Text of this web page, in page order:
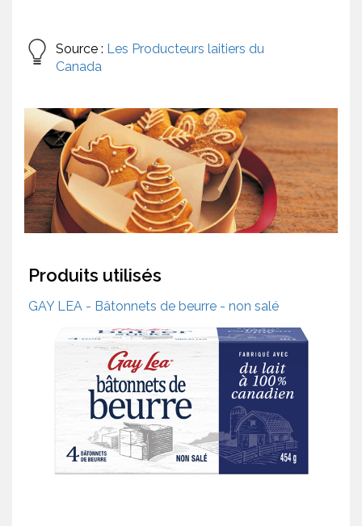
Source : Les Producteurs laitiers du
Canada
Produits utilisés
GAY LEA - Bâtonnets de beurre - non salé